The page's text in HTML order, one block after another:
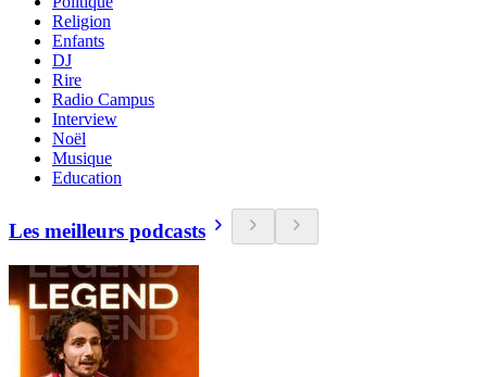
Religion
Enfants
DJ
Rire
Radio Campus
Interview
Noël
Musique
Education
Les meilleurs podcasts